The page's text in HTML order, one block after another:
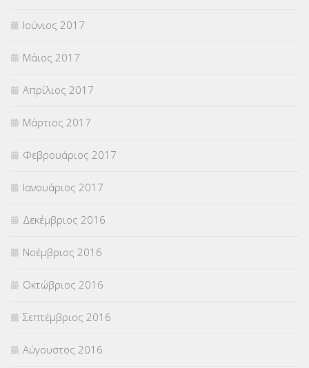
Ιούνιος 2017
Μάιος 2017
Απρίλιος 2017
Μάρτιος 2017
Φεβρουάριος 2017
Ιανουάριος 2017
Δεκέμβριος 2016
Νοέμβριος 2016
Οκτώβριος 2016
Σεπτέμβριος 2016
Αύγουστος 2016